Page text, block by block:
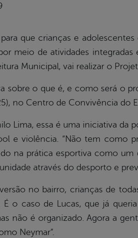
que crianças e
meio de atividades
Municipal, vai realizar o
sobre o que é, e como será o
no Centro de Convivência do
Lima, essa é uma iniciativa da
e violência. “Não tem como
na prática esportiva como
através do desporto e
no bairro, crianças de
o caso de Lucas, que já
não é organizado. Agora a
Neymar”.